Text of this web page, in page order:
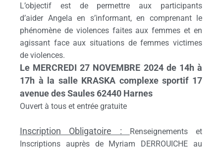
L’objectif est de permettre aux participants
d’aider Angela en s’informant, en comprenant le
phénomène de violences faites aux femmes et en
agissant face aux situations de femmes victimes
de violences.
Le MERCREDI 27 NOVEMBRE 2024 de 14h à
17h à la salle KRASKA complexe sportif 17
avenue des Saules 62440 Harnes
Ouvert à tous et entrée gratuite
Inscription Obligatoire :
Renseignements et
Inscriptions auprès de Myriam DERROUICHE au